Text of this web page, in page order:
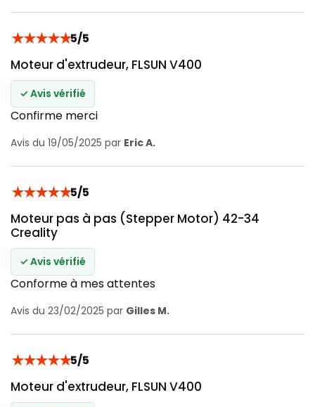
★★★★★5/5
Moteur d'extrudeur, FLSUN V400
✓ Avis vérifié
Confirme merci
Avis du 19/05/2025 par Eric A.
★★★★★5/5
Moteur pas à pas (Stepper Motor) 42-34
Creality
✓ Avis vérifié
Conforme à mes attentes
Avis du 23/02/2025 par Gilles M.
★★★★★5/5
Moteur d'extrudeur, FLSUN V400